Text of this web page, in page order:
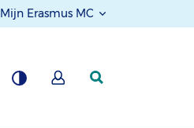
Mijn Erasmus MC